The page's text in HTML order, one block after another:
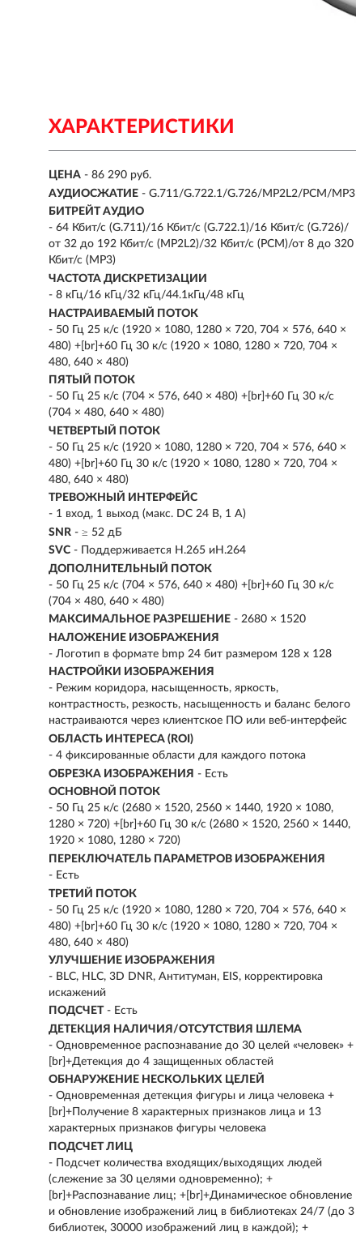
ХАРАКТЕРИСТИКИ
ЦЕНА - 86 290 руб.
АУДИОСЖАТИЕ - G.711/G.722.1/G.726/MP2L2/PCM/MP3
БИТРЕЙТ АУДИО
- 64 Кбит/с (G.711)/16 Кбит/с (G.722.1)/16 Кбит/с (G.726)/
от 32 до 192 Кбит/с (MP2L2)/32 Кбит/с (PCM)/от 8 до 320
Кбит/с (MP3)
ЧАСТОТА ДИСКРЕТИЗАЦИИ
- 8 кГц/16 кГц/32 кГц/44.1кГц/48 кГц
НАСТРАИВАЕМЫЙ ПОТОК
- 50 Гц 25 к/с (1920 × 1080, 1280 × 720, 704 × 576, 640 ×
480) +[br]+60 Гц 30 к/с (1920 × 1080, 1280 × 720, 704 ×
480, 640 × 480)
ПЯТЫЙ ПОТОК
- 50 Гц 25 к/с (704 × 576, 640 × 480) +[br]+60 Гц 30 к/с
(704 × 480, 640 × 480)
ЧЕТВЕРТЫЙ ПОТОК
- 50 Гц 25 к/с (1920 × 1080, 1280 × 720, 704 × 576, 640 ×
480) +[br]+60 Гц 30 к/с (1920 × 1080, 1280 × 720, 704 ×
480, 640 × 480)
ТРЕВОЖНЫЙ ИНТЕРФЕЙС
- 1 вход, 1 выход (макс. DC 24 В, 1 A)
SNR - ≥ 52 дБ
SVC - Поддерживается H.265 иH.264
ДОПОЛНИТЕЛЬНЫЙ ПОТОК
- 50 Гц 25 к/с (704 × 576, 640 × 480) +[br]+60 Гц 30 к/с
(704 × 480, 640 × 480)
МАКСИМАЛЬНОЕ РАЗРЕШЕНИЕ - 2680 × 1520
НАЛОЖЕНИЕ ИЗОБРАЖЕНИЯ
- Логотип в формате bmp 24 бит размером 128 х 128
НАСТРОЙКИ ИЗОБРАЖЕНИЯ
- Режим коридора, насыщенность, яркость,
контрастность, резкость, насыщенность и баланс белого
настраиваются через клиентское ПО или веб-интерфейс
ОБЛАСТЬ ИНТЕРЕСА (ROI)
- 4 фиксированные области для каждого потока
ОБРЕЗКА ИЗОБРАЖЕНИЯ - Есть
ОСНОВНОЙ ПОТОК
- 50 Гц 25 к/с (2680 × 1520, 2560 × 1440, 1920 × 1080,
1280 × 720) +[br]+60 Гц 30 к/с (2680 × 1520, 2560 × 1440,
1920 × 1080, 1280 × 720)
ПЕРЕКЛЮЧАТЕЛЬ ПАРАМЕТРОВ ИЗОБРАЖЕНИЯ
- Есть
ТРЕТИЙ ПОТОК
- 50 Гц 25 к/с (1920 × 1080, 1280 × 720, 704 × 576, 640 ×
480) +[br]+60 Гц 30 к/с (1920 × 1080, 1280 × 720, 704 ×
480, 640 × 480)
УЛУЧШЕНИЕ ИЗОБРАЖЕНИЯ
- BLC, HLC, 3D DNR, Антитуман, EIS, корректировка
искажений
ПОДСЧЕТ - Есть
ДЕТЕКЦИЯ НАЛИЧИЯ/ОТСУТСТВИЯ ШЛЕМА
- Одновременное распознавание до 30 целей «человек» +
[br]+Детекция до 4 защищенных областей
ОБНАРУЖЕНИЕ НЕСКОЛЬКИХ ЦЕЛЕЙ
- Одновременная детекция фигуры и лица человека +
[br]+Получение 8 характерных признаков лица и 13
характерных признаков фигуры человека
ПОДСЧЕТ ЛИЦ
- Подсчет количества входящих/выходящих людей
(слежение за 30 целями одновременно); +
[br]+Распознавание лиц; +[br]+Динамическое обновление
и обновление изображений лиц в библиотеках 24/7 (до 3
библиотек, 30000 изображений лиц в каждой); +